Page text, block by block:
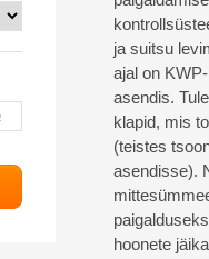
ja suitsu
ajal on
asendis.
klapid, mis
(teistes
asendisse).
hoonete